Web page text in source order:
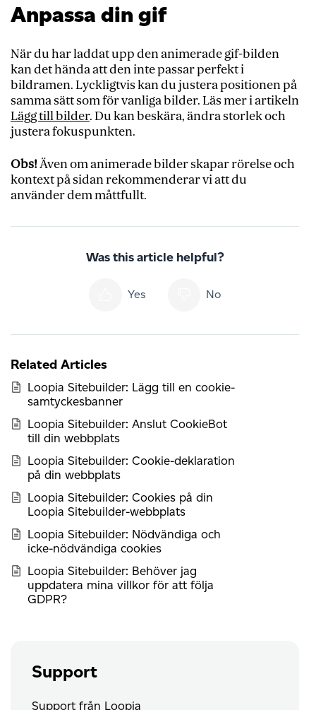
Anpassa din gif
När du har laddat upp den animerade gif-bilden
kan det hända att den inte passar perfekt i
bildramen. Lyckligtvis kan du justera positionen på
samma sätt som för vanliga bilder. Läs mer i artikeln
Lägg till bilder. Du kan beskära, ändra storlek och
justera fokuspunkten.
Obs!Även om animerade bilder skapar rörelse och
kontext på sidan rekommenderar vi att du
använder dem måttfullt.
Was this article helpful?
Yes No
Related Articles
Loopia Sitebuilder: Lägg till en cookie-
samtyckesbanner
Loopia Sitebuilder: Anslut CookieBot
till din webbplats
Loopia Sitebuilder: Cookie-deklaration
på din webbplats
Loopia Sitebuilder: Cookies på din
Loopia Sitebuilder-webbplats
Loopia Sitebuilder: Nödvändiga och
icke-nödvändiga cookies
Loopia Sitebuilder: Behöver jag
uppdatera mina villkor för att följa
GDPR?
Support
Support från Loopia